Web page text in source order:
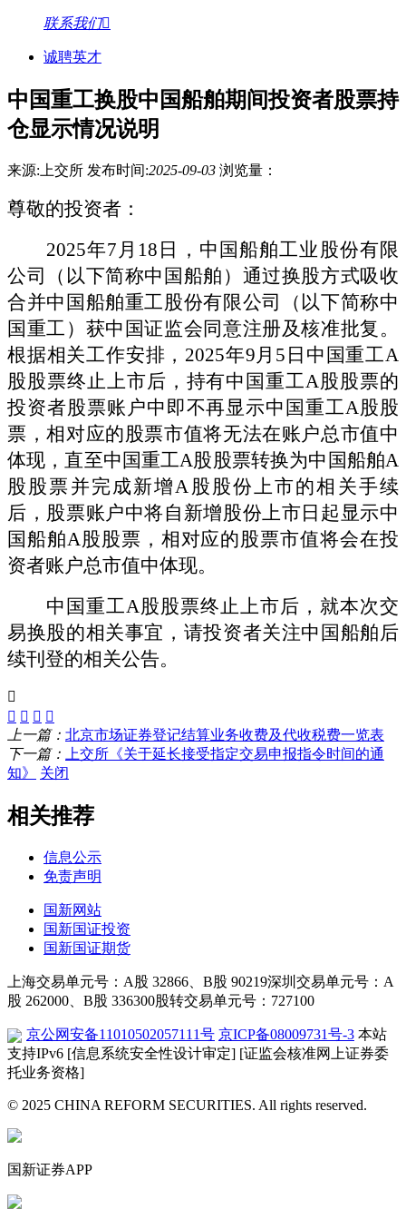
联系我们
诚聘英才
中国重工换股中国船舶期间投资者股票持
仓显示情况说明
来源:上交所 发布时间:2025-09-03 浏览量：
尊敬的投资者：
2025年7月18 日
，中国船舶工业股份有限
公司（以下简称中国船舶）通过换股方式吸收
合并中国船舶重工股份有限公司（以下简称中
国重工）获中国证监会同意注册及核准批复。
根据相关工作安排， 2025年9月5日中国重工A
股股票终止上市后，持有中国重工A股股票的
投资者股票账户中即不再显示中国重工A股股
票，相对应的股票市值将无法在账户总市值中
体现，直至中国重工A股股票转换为中国船舶A
股股票并完成新增A股股份上市的相关手续
后，股票账户中将自新增股份上市日起显示中
国船舶A股股票，相对应的股票市值将会在投
资者账户总市值中体现。
中国重工A股股票终止上市后，就本次交
易换股的相关事宜，请投资者关注中国船舶后
续刊登的相关公告。
上一篇： 北京市场证券登记结算业务收费及代收税费一览表
下一篇：
上交所《关于延长接受指定交易申报指令时间的通
知》
关闭
相关推荐
信息公示
免责声明
国新网站
国新国证投资
国新国证期货
上海交易单元号：A股 32866、B股 90219深圳交易单元号：A
股 262000、B股 336300股转交易单元号：727100
京公网安备11010502057111号 京ICP备08009731号-3 本站
支持IPv6 [信息系统安全性设计审定] [证监会核准网上证券委
托业务资格]
© 2025 CHINA REFORM SECURITIES. All rights reserved.
国新证券APP